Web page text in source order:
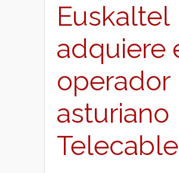
Euskaltel
adquiere
operador
asturiano
Telecable